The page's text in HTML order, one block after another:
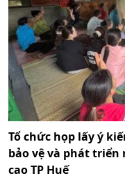
Tổ chức họp lấy ý
bảo vệ và phát triển
cao TP Huế